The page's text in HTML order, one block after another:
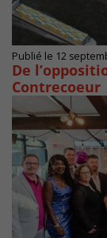
Publié le 12
De
Contrecoeur